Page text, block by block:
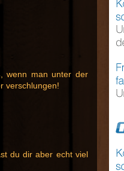
wenn man unter der
verschlungen!
du dir aber echt viel